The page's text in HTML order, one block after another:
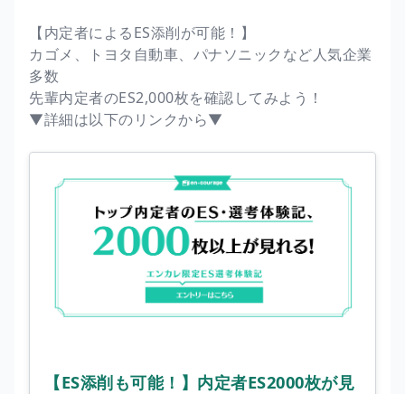
【内定者によるES添削が可能！】
カゴメ、トヨタ自動車、パナソニックなど人気企業
多数
先輩内定者のES2,000枚を確認してみよう！
▼詳細は以下のリンクから▼
【ES添削も可能！】内定者ES2000枚が見